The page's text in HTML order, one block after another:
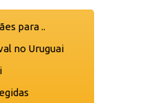
para ..
no Uruguai